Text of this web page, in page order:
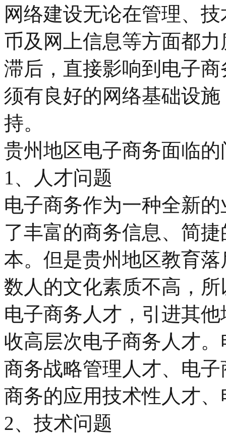
网络建设无论在管理、
币及网上信息等方面都
滞后，直接影响到电子
须有良好的网络基础设
持。
贵州地区电子商务面临的
1、人才问题
电子商务作为一种全新
了丰富的商务信息、简
本。但是贵州地区教育
数人的文化素质不高，
电子商务人才，引进其
收高层次电子商务人才
商务战略管理人才、电
商务的应用技术性人才
2、技术问题